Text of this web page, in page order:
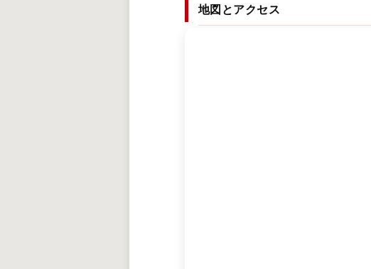
地図とアクセス